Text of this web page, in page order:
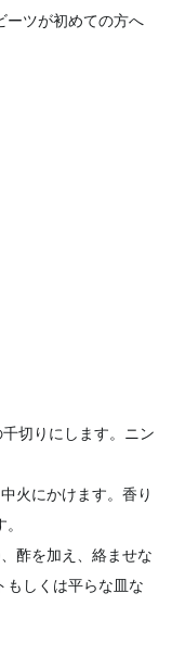
ーツが初めての方へ
切りにします。ニン
火にかけます。香り
酢を加え、絡ませな
もしくは平らな皿な